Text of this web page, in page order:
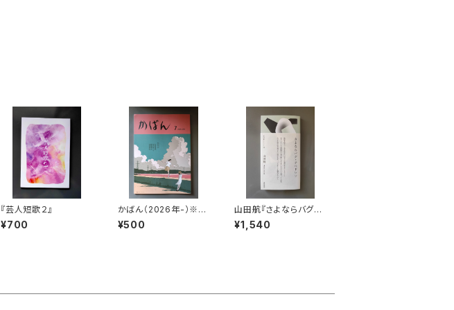
『芸人短歌２』
¥700
かばん（2026年-）※6.
12月号以外
¥500
山田航『さよならバグ・
チルドレン』（現代短歌
クラシックス）
¥1,540